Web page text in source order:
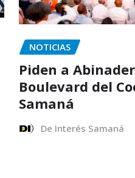
NOTICIAS
Piden a
Boulevard del
Samaná
De Interés Samaná